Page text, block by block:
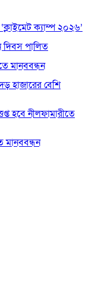
ক্যাম্প ২০২৬’
দিবস পালিত
মানববন্ধন
হাজারের বেশি
হবে নীলফামারীতে
মানববন্ধন